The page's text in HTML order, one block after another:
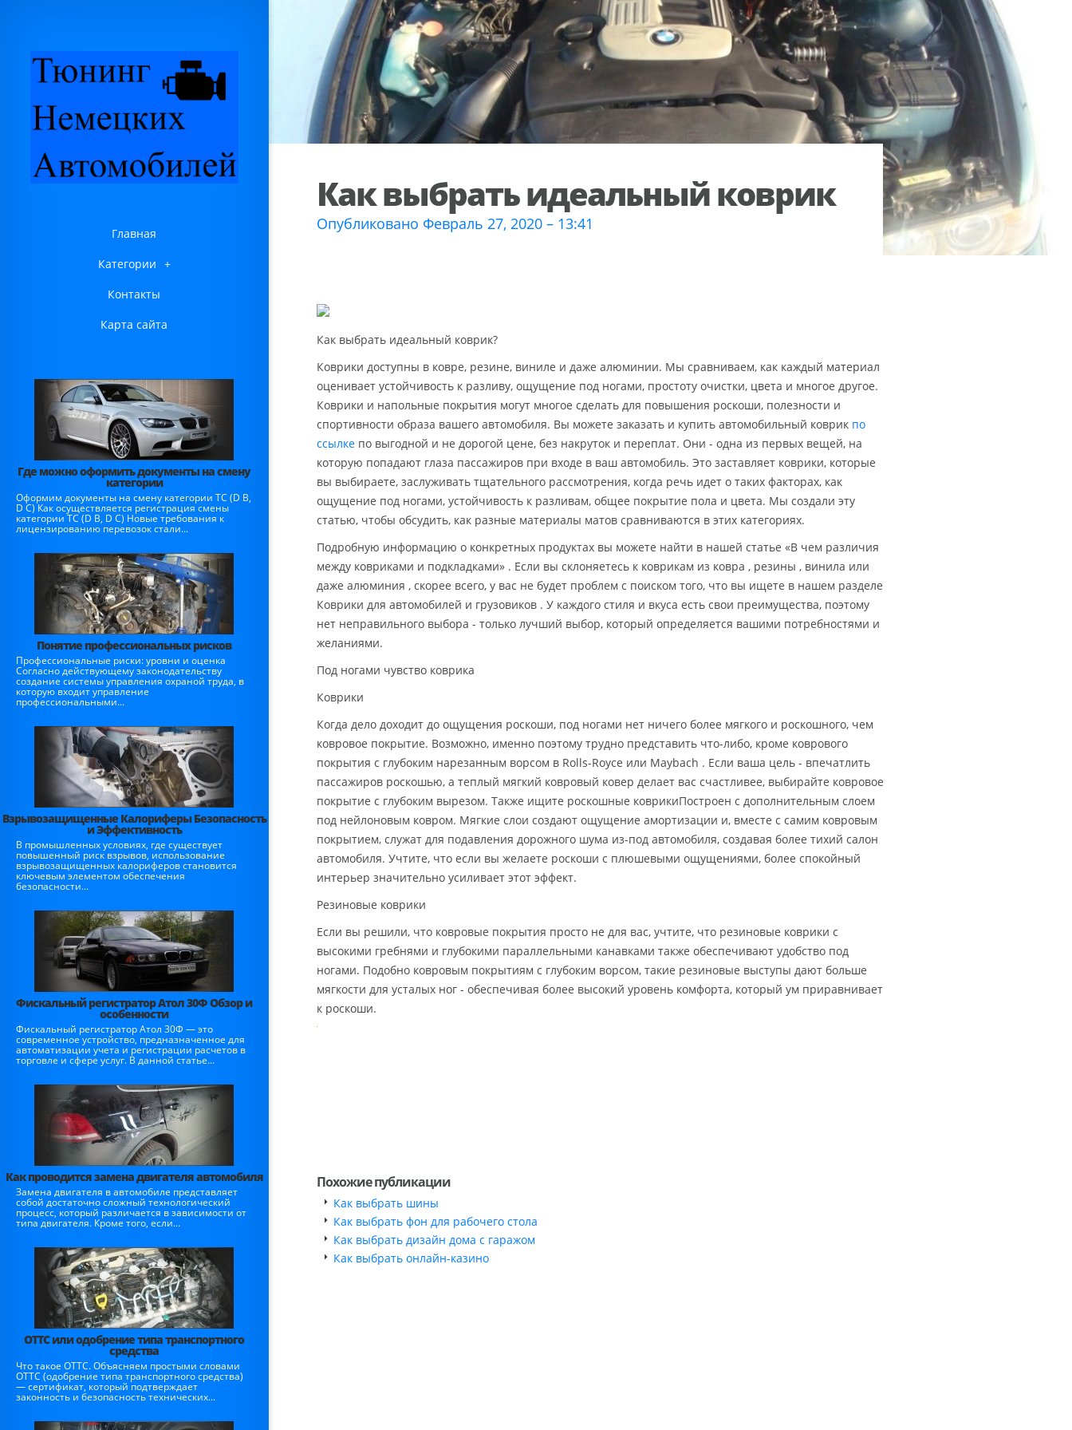
Главная
Категории +
Контакты
Карта сайта
Где можно оформить документы на смену
категории
Оформим документы на смену категории ТС (D B,
D C) Как осуществляется регистрация смены
категории ТС (D B, D C) Новые требования к
лицензированию перевозок стали...
Понятие профессиональных рисков
Профессиональные риски: уровни и оценка
Согласно действующему законодательству
создание системы управления охраной труда, в
которую входит управление
профессиональными...
Взрывозащищенные Калориферы Безопасность
и Эффективность
В промышленных условиях, где существует
повышенный риск взрывов, использование
взрывозащищенных калориферов становится
ключевым элементом обеспечения
безопасности...
Фискальный регистратор Атол 30Ф Обзор и
особенности
Фискальный регистратор Атол 30Ф — это
современное устройство, предназначенное для
автоматизации учета и регистрации расчетов в
торговле и сфере услуг. В данной статье...
Как проводится замена двигателя автомобиля
Замена двигателя в автомобиле представляет
собой достаточно сложный технологический
процесс, который различается в зависимости от
типа двигателя. Кроме того, если...
ОТТС или одобрение типа транспортного
средства
Что такое ОТТС. Объясняем простыми словами
ОТТС (одобрение типа транспортного средства)
— сертификат, который подтверждает
законность и безопасность технических...
Как выбрать идеальный коврик
Опубликовано Февраль 27, 2020 – 13:41
Как выбрать идеальный коврик?
Коврики доступны в ковре, резине, виниле и даже алюминии. Мы сравниваем, как каждый материал
оценивает устойчивость к разливу, ощущение под ногами, простоту очистки, цвета и многое другое.
Коврики и напольные покрытия могут многое сделать для повышения роскоши, полезности и
спортивности образа вашего автомобиля. Вы можете заказать и купить автомобильный коврик по
ссылке по выгодной и не дорогой цене, без накруток и переплат. Они - одна из первых вещей, на
которую попадают глаза пассажиров при входе в ваш автомобиль. Это заставляет коврики, которые
вы выбираете, заслуживать тщательного рассмотрения, когда речь идет о таких факторах, как
ощущение под ногами, устойчивость к разливам, общее покрытие пола и цвета. Мы создали эту
статью, чтобы обсудить, как разные материалы матов сравниваются в этих категориях.
Подробную информацию о конкретных продуктах вы можете найти в нашей статье «В чем различия
между ковриками и подкладками» . Если вы склоняетесь к коврикам из ковра , резины , винила или
даже алюминия , скорее всего, у вас не будет проблем с поиском того, что вы ищете в нашем разделе
Коврики для автомобилей и грузовиков . У каждого стиля и вкуса есть свои преимущества, поэтому
нет неправильного выбора - только лучший выбор, который определяется вашими потребностями и
желаниями.
Под ногами чувство коврика
Коврики
Когда дело доходит до ощущения роскоши, под ногами нет ничего более мягкого и роскошного, чем
ковровое покрытие. Возможно, именно поэтому трудно представить что-либо, кроме коврового
покрытия с глубоким нарезанным ворсом в Rolls-Royce или Maybach . Если ваша цель - впечатлить
пассажиров роскошью, а теплый мягкий ковровый ковер делает вас счастливее, выбирайте ковровое
покрытие с глубоким вырезом. Также ищите роскошные коврикиПостроен с дополнительным слоем
под нейлоновым ковром. Мягкие слои создают ощущение амортизации и, вместе с самим ковровым
покрытием, служат для подавления дорожного шума из-под автомобиля, создавая более тихий салон
автомобиля. Учтите, что если вы желаете роскоши с плюшевыми ощущениями, более спокойный
интерьер значительно усиливает этот эффект.
Резиновые коврики
Если вы решили, что ковровые покрытия просто не для вас, учтите, что резиновые коврики с
высокими гребнями и глубокими параллельными канавками также обеспечивают удобство под
ногами. Подобно ковровым покрытиям с глубоким ворсом, такие резиновые выступы дают больше
мягкости для усталых ног - обеспечивая более высокий уровень комфорта, который ум приравнивает
к роскоши.
Похожие публикации
Как выбрать шины
Как выбрать фон для рабочего стола
Как выбрать дизайн дома с гаражом
​Как выбрать онлайн-казино